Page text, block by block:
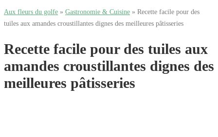
Aux fleurs du golfe » Gastronomie & Cuisine » Recette facile pour des
tuiles aux amandes croustillantes dignes des meilleures pâtisseries
Recette facile pour des tuiles aux
amandes croustillantes dignes des
meilleures pâtisseries